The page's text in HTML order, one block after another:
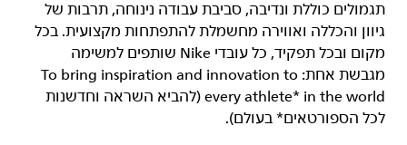
תגמולים כוללת ונדיבה, סביבת עבודה נינוחה, תרבות של
גיוון והכללה ואווירה מחשמלת להתפתחות מקצועית. בכל
מקום ובכל תפקיד, כל עובדי Nike שותפים למשימה
מגבשת אחת: To bring inspiration and innovation to
every athlete* in the world (להביא השראה וחדשנות
לכל הספורטאים* בעולם).